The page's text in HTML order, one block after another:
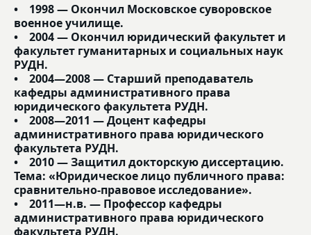
• 1998 — Окончил Московское суворовское
военное училище.
• 2004 — Окончил юридический факультет и
факультет гуманитарных и социальных наук
РУДН.
• 2004—2008 — Старший преподаватель
кафедры административного права
юридического факультета РУДН.
• 2008—2011 — Доцент кафедры
административного права юридического
факультета РУДН.
• 2010 — Защитил докторскую диссертацию.
Тема: «Юридическое лицо публичного права:
сравнительно-правовое исследование».
• 2011—н.в. — Профессор кафедры
административного права юридического
факультета РУДН.